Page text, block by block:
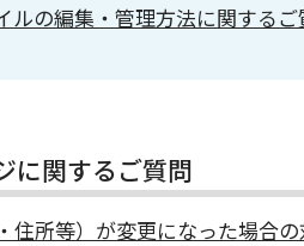
ルの編集・管理方法に関するご
に関するご質問
住所等）が変更になった場合の